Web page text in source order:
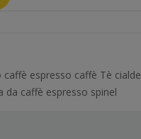
caffè espresso caffè Tè cialde
da caffè espresso spinel